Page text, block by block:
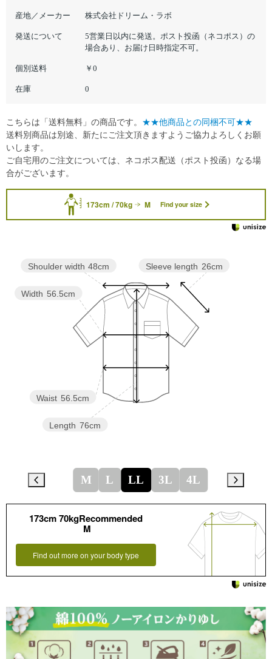
産地／メーカー 株式会社ドリーム・ラボ
発送について
5営業日以内に発送。ポスト投函（ネコポス）の
場合あり、お届け日時指定不可。
個別送料 ￥0
在庫 0
173cm / 70kg M Find your size
Sleeve length 26cm
Length 76cm
Waist 56.5cm
Width 56.5cm
Shoulder width 48cm
M L LL 3L 4L
173cm 70kgRecommended
M
Find out more on your body type
こちらは「送料無料」の商品です。 ★★他商品との同梱不可★★
送料別商品は別途、新たにご注文頂きますようご協力よろしくお願
いします。
ご自宅用のご注文については、ネコポス配送（ポスト投函）なる場
合がございます。